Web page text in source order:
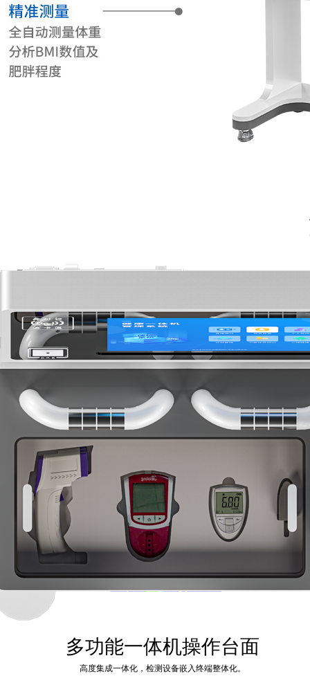
多功能一体机操作台面
高度集成一体化，检测设备嵌入终端整体化。